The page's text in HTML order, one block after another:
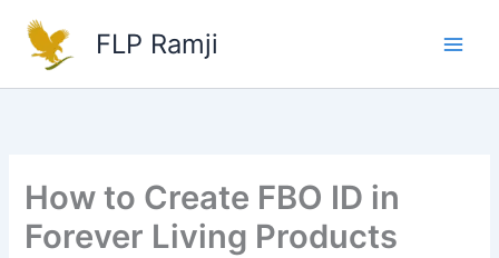
content
FLP Ramji
How to Create FBO ID in
Forever Living Products